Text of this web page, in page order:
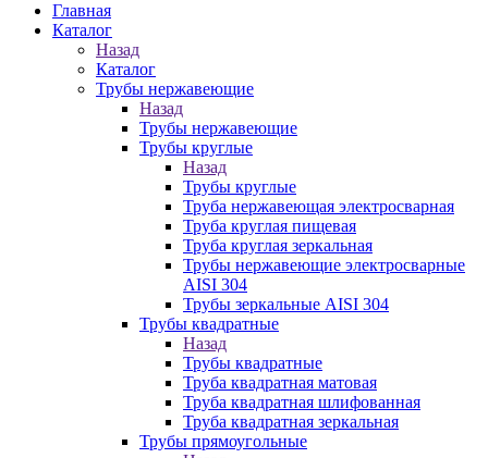
Главная
Каталог
Назад
Каталог
Трубы нержавеющие
Назад
Трубы нержавеющие
Трубы круглые
Назад
Трубы круглые
Труба нержавеющая электросварная
Труба круглая пищевая
Труба круглая зеркальная
Трубы нержавеющие электросварные
AISI 304
Трубы зеркальные AISI 304
Трубы квадратные
Назад
Трубы квадратные
Труба квадратная матовая
Труба квадратная шлифованная
Труба квадратная зеркальная
Трубы прямоугольные